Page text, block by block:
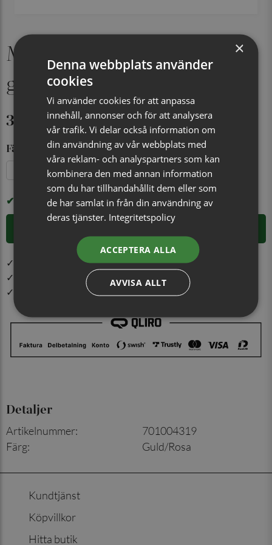
Manschettknapp Trekronor
guld/rosa
399 kr
Färg
Guld/Rosa Silver/Grön
I LAGER
✓ Öppet köp i 30 dagar ✓ Fri frakt från 499 kr
✓ Din beställning skickas inom 1-2 vardagar
✓ Snabb leverans från vårt lager i Jönköping
Detaljer
Artikelnummer:
701004319
Färg: Guld/Rosa
Kundtjänst
Köpvillkor
Hitta butik
×
Denna webbplats använder
cookies
Vi använder cookies för att anpassa
innehåll, annonser och för att analysera
vår trafik. Vi delar också information om
din användning av vår webbplats med
våra reklam- och analyspartners som kan
kombinera den med annan information
som du har tillhandahållit dem eller som
de har samlat in från din användning av
deras tjänster. Integritetspolicy
ACCEPTERA ALLA
AVVISA ALLT